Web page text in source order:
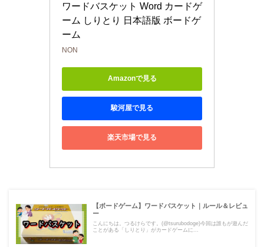
ワードバスケット Word カードゲ
ーム しりとり 日本語版 ボードゲ
ーム
NON
Amazonで見る
駿河屋で見る
楽天市場で見る
【ボードゲーム】ワードバスケット｜ルール＆レビュ
ー
こんにちは。つるけらです。(@tsurubodoge)今回は誰もが遊んだ
ことがある「しりとり」がカードゲームに...